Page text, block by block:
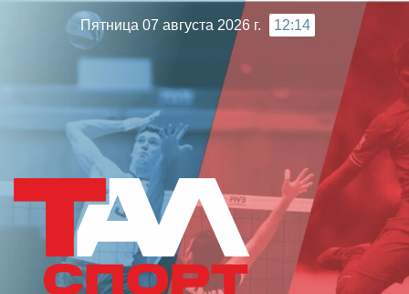
Пятница 07 августа 2026 г. 12:14